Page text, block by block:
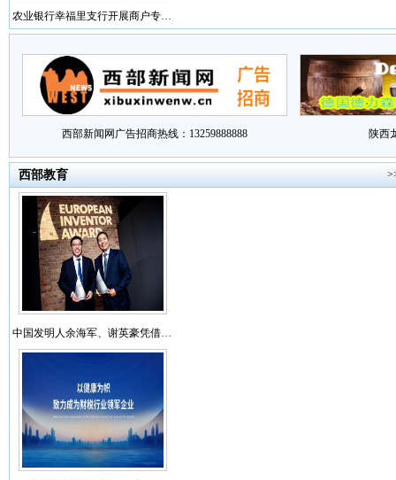
农业银行幸福里支行开展商户专…
西部新闻网广告招商热线：13259888888 陕西
西部教育
中国发明人余海军、谢英豪凭借…